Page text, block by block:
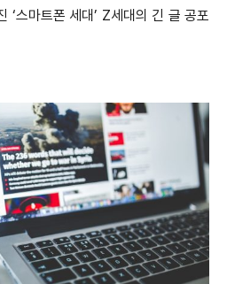
‘스마트폰 세대’ Z세대의 긴 글 공포